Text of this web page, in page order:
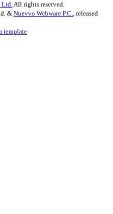
Ltd.All rights reserved.
& Nuevvo Webware P.C., released
template